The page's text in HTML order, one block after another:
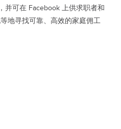
并可在 Facebook 上供求职者和
地寻找可靠、高效的家庭佣工